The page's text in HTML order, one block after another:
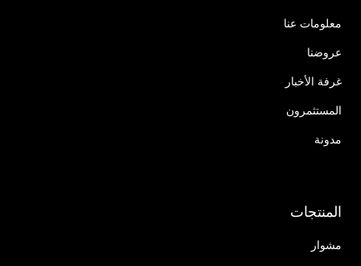
معلومات عنا
عروضنا
غرفة الأخبار
المستثمرون
مدونة
المنتجات
مشوار